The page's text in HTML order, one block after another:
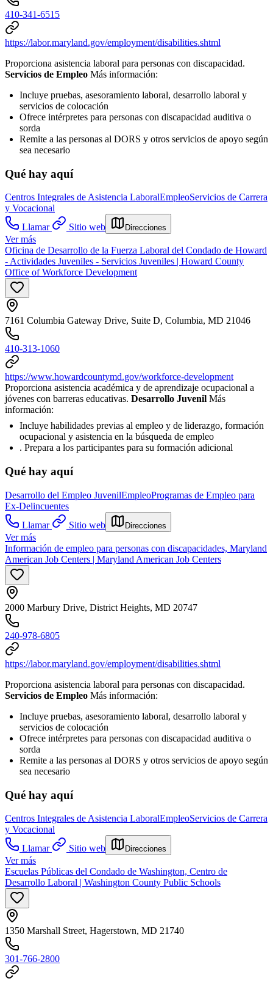
410-341-6515
https://labor.maryland.gov/employment/disabilities.shtml
Proporciona asistencia laboral para personas con discapacidad.
Servicios de Empleo Más información:
Incluye pruebas, asesoramiento laboral, desarrollo laboral y
servicios de colocación
Ofrece intérpretes para personas con discapacidad auditiva o
sorda
Remite a las personas al DORS y otros servicios de apoyo según
sea necesario
Qué hay aquí
Centros Integrales de Asistencia LaboralEmpleoServicios de Carrera
y Vocacional
Llamar
Sitio web Direcciones
Ver más
Oficina de Desarrollo de la Fuerza Laboral del Condado de Howard
- Actividades Juveniles - Servicios Juveniles | Howard County
Office of Workforce Development
7161 Columbia Gateway Drive, Suite D, Columbia, MD 21046
410-313-1060
https://www.howardcountymd.gov/workforce-development
Proporciona asistencia académica y de aprendizaje ocupacional a
jóvenes con barreras educativas. Desarrollo Juvenil Más
información:
Incluye habilidades previas al empleo y de liderazgo, formación
ocupacional y asistencia en la búsqueda de empleo
. Prepara a los participantes para su formación adicional
Qué hay aquí
Desarrollo del Empleo JuvenilEmpleoProgramas de Empleo para
Ex-Delincuentes
Llamar
Sitio web Direcciones
Ver más
Información de empleo para personas con discapacidades, Maryland
American Job Centers | Maryland American Job Centers
2000 Marbury Drive, District Heights, MD 20747
240-978-6805
https://labor.maryland.gov/employment/disabilities.shtml
Proporciona asistencia laboral para personas con discapacidad.
Servicios de Empleo Más información:
Incluye pruebas, asesoramiento laboral, desarrollo laboral y
servicios de colocación
Ofrece intérpretes para personas con discapacidad auditiva o
sorda
Remite a las personas al DORS y otros servicios de apoyo según
sea necesario
Qué hay aquí
Centros Integrales de Asistencia LaboralEmpleoServicios de Carrera
y Vocacional
Llamar
Sitio web Direcciones
Ver más
Escuelas Públicas del Condado de Washington, Centro de
Desarrollo Laboral | Washington County Public Schools
1350 Marshall Street, Hagerstown, MD 21740
301-766-2800